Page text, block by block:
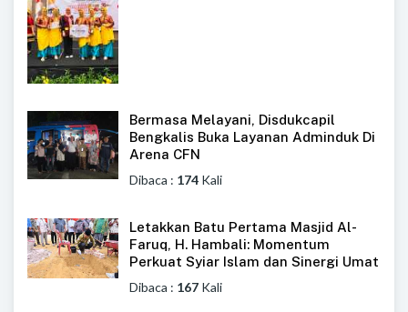
Bermasa Melayani, Disdukcapil
Bengkalis Buka Layanan Adminduk Di
Arena CFN
Dibaca : 174 Kali
Letakkan Batu Pertama Masjid Al-
Faruq, H. Hambali: Momentum
Perkuat Syiar Islam dan Sinergi Umat
Dibaca : 167 Kali